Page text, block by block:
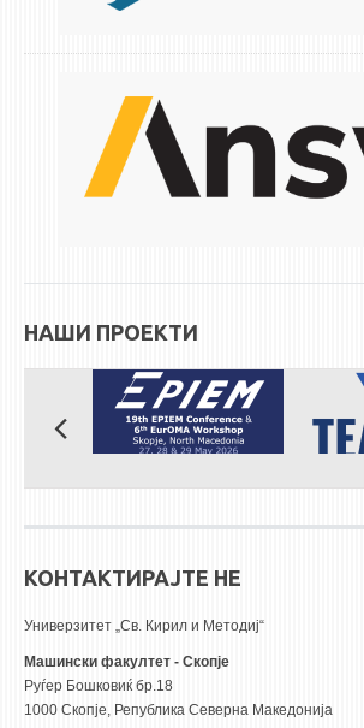
НАШИ ПРОЕКТИ
КОНТАКТИРАЈТЕ НЕ
Универзитет „Св. Кирил и Методиј“
Машински факултет - Скопје
Руѓер Бошковиќ бр.18
1000 Скопје, Република Северна Македонија